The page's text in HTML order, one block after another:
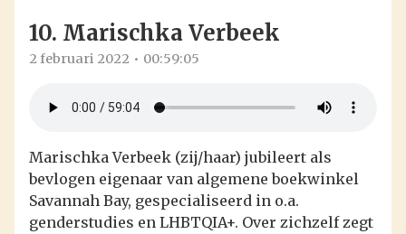
10. Marischka Verbeek
2 februari 2022 00:59:05
Marischka Verbeek (zij/haar) jubileert als
bevlogen eigenaar van algemene boekwinkel
Savannah Bay, gespecialiseerd in o.a.
genderstudies en LHBTQIA+. Over zichzelf zegt